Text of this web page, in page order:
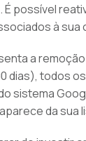
possível
à sua
a
dias), todos
sistema
da sua